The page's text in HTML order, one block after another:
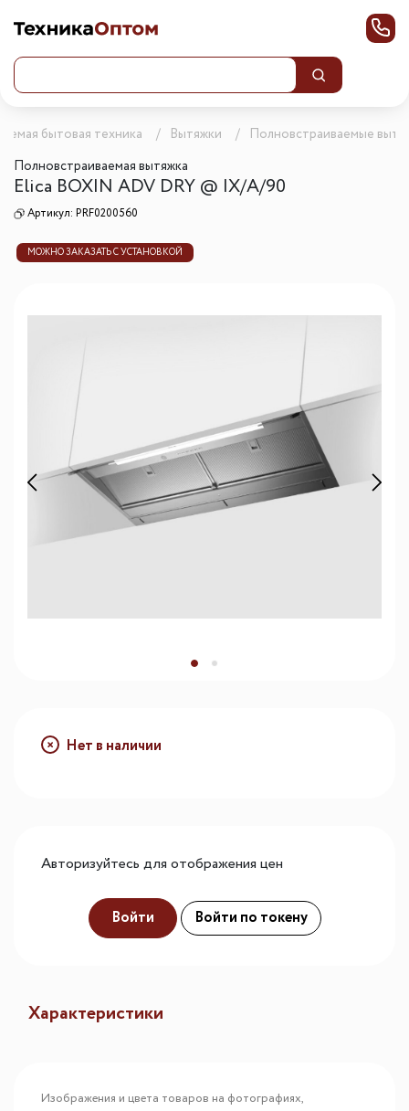
бытовая техника Вытяжки
Полновстраиваемые
Полновстраиваемая вытяжка
Elica BOXIN ADV DRY @ IX/A/90
Артикул: PRF0200560
МОЖНО ЗАКАЗАТЬ С УСТАНОВКОЙ
Нет в наличии
Авторизуйтесь для отображения цен
Войти Войти по токену
Характеристики
Изображения и цвета товаров на фотографиях,